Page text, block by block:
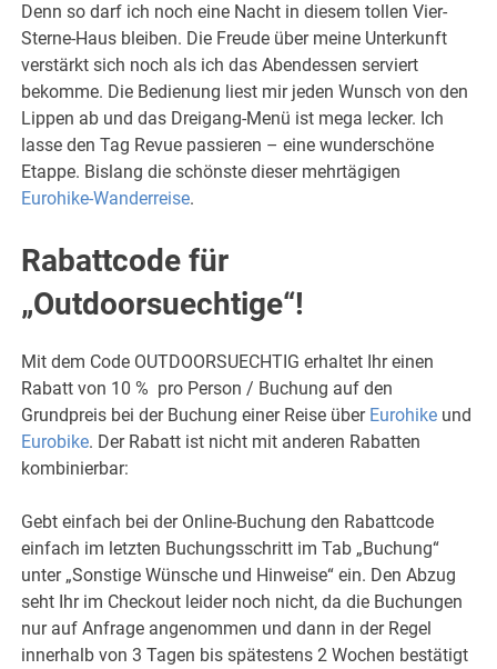
Denn so darf ich noch eine Nacht in diesem tollen Vier-
Sterne-Haus bleiben. Die Freude über meine Unterkunft
verstärkt sich noch als ich das Abendessen serviert
bekomme. Die Bedienung liest mir jeden Wunsch von den
Lippen ab und das Dreigang-Menü ist mega lecker. Ich
lasse den Tag Revue passieren – eine wunderschöne
Etappe. Bislang die schönste dieser mehrtägigen
Eurohike-Wanderreise.
Rabattcode für
„Outdoorsuechtige“!
Mit dem Code OUTDOORSUECHTIG erhaltet Ihr einen
Rabatt von 10 % pro Person / Buchung auf den
Grundpreis bei der Buchung einer Reise über Eurohike und
Eurobike. Der Rabatt ist nicht mit anderen Rabatten
kombinierbar:
Gebt einfach bei der Online-Buchung den Rabattcode
einfach im letzten Buchungsschritt im Tab „Buchung“
unter „Sonstige Wünsche und Hinweise“ ein. Den Abzug
seht Ihr im Checkout leider noch nicht, da die Buchungen
nur auf Anfrage angenommen und dann in der Regel
innerhalb von 3 Tagen bis spätestens 2 Wochen bestätigt